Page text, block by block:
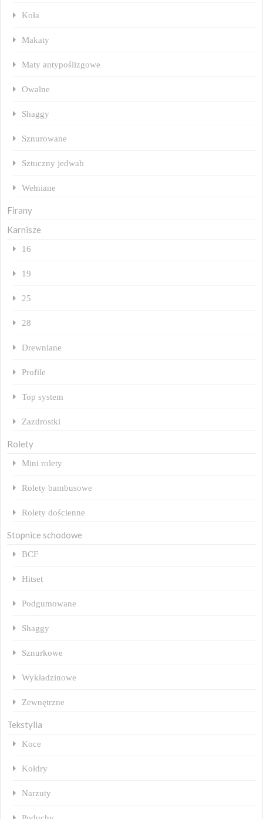
Koła
Makaty
Maty antypoślizgowe
Owalne
Shaggy
Sznurowane
Sztuczny jedwab
Wełniane
Firany
Karnisze
16
19
25
28
Drewniane
Profile
Top system
Zazdrostki
Rolety
Mini rolety
Rolety bambusowe
Rolety dościenne
Stopnice schodowe
BCF
Hitset
Podgumowane
Shaggy
Sznurkowe
Wykładzinowe
Zewnętrzne
Tekstylia
Koce
Kołdry
Narzuty